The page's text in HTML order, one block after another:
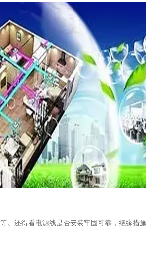
还得看电源线是否安装牢固可靠，绝缘措